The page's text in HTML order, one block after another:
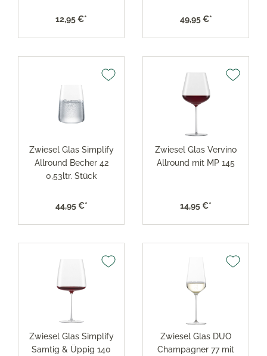
12,95 €* 49,95 €*
Zwiesel Glas Simplify
Allround Becher 42
0,53ltr. Stück
44,95 €*
Zwiesel Glas Vervino
Allround mit MP 145
14,95 €*
Zwiesel Glas Simplify
Samtig & Üppig 140
Zwiesel Glas DUO
Champagner 77 mit